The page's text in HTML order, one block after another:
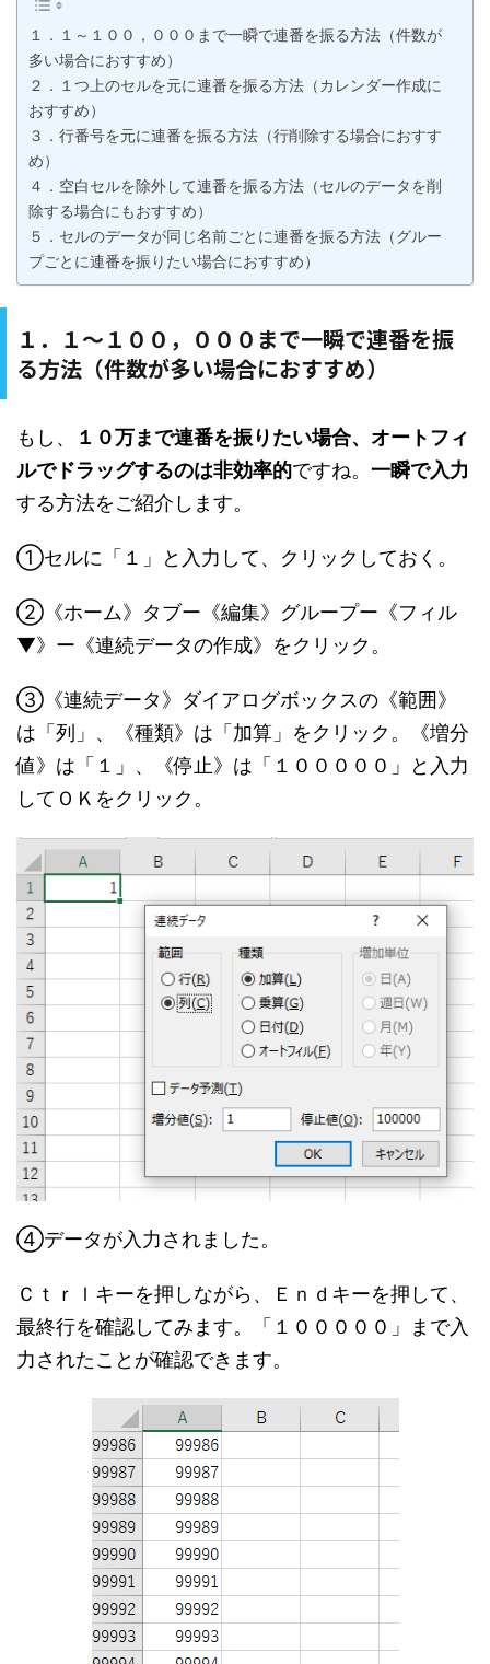
１．１～１００，０００まで一瞬で連番を振る方法（件数が
多い場合におすすめ）
２．１つ上のセルを元に連番を振る方法（カレンダー作成に
おすすめ）
３．行番号を元に連番を振る方法（行削除する場合におすす
め）
４．空白セルを除外して連番を振る方法（セルのデータを削
除する場合にもおすすめ）
５．セルのデータが同じ名前ごとに連番を振る方法（グルー
プごとに連番を振りたい場合におすすめ）
１．１～１００，０００まで一瞬で連番を振
る方法（件数が多い場合におすすめ）
もし、
１０万まで連番を振りたい場合、オートフィ
ルでドラッグするのは非効率的ですね。 一瞬で入力
する方法をご紹介します。
①セルに「１」と入力して、クリックしておく。
②《ホーム》タブー《編集》グループー《フィル
▼》ー《連続データの作成》をクリック。
③《連続データ》ダイアログボックスの《範囲》
は「列」、《種類》は「加算」をクリック。《増分
値》は「１」、《停止》は「１０００００」と入力
してＯＫをクリック。
④データが入力されました。
Ｃｔｒｌキーを押しながら、Ｅｎｄキーを押して、
最終行を確認してみます。「１０００００」まで入
力されたことが確認できます。